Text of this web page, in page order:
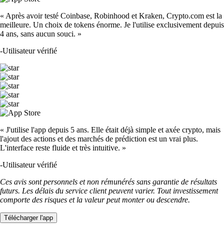
« Après avoir testé Coinbase, Robinhood et Kraken, Crypto.com est la
meilleure. Un choix de tokens énorme. Je l'utilise exclusivement depuis
4 ans, sans aucun souci. »
-Utilisateur vérifié
« J'utilise l'app depuis 5 ans. Elle était déjà simple et axée crypto, mais
l'ajout des actions et des marchés de prédiction est un vrai plus.
L'interface reste fluide et très intuitive. »
-Utilisateur vérifié
Ces avis sont personnels et non rémunérés sans garantie de résultats
futurs. Les délais du service client peuvent varier. Tout investissement
comporte des risques et la valeur peut monter ou descendre.
Télécharger l'app